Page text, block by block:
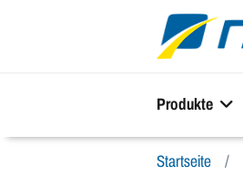
Produkte
Startseite